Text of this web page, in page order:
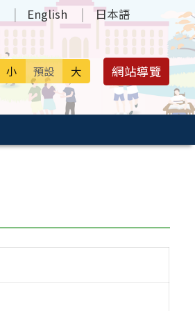
English 日本語
小 預設 大 網站導覽